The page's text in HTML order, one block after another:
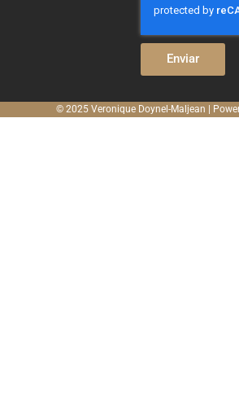
Enviar
© 2025 Veronique Doynel-Maljean |